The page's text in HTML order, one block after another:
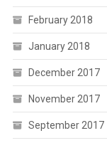
February 2018
January 2018
December 2017
November 2017
September 2017